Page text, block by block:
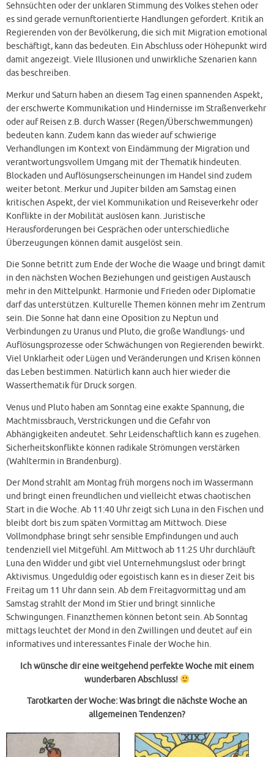
Sehnsüchten oder der unklaren Stimmung des Volkes stehen oder
es sind gerade vernunftorientierte Handlungen gefordert. Kritik an
Regierenden von der Bevölkerung, die sich mit Migration emotional
beschäftigt, kann das bedeuten. Ein Abschluss oder Höhepunkt wird
damit angezeigt. Viele Illusionen und unwirkliche Szenarien kann
das beschreiben.
Merkur und Saturn haben an diesem Tag einen spannenden Aspekt,
der erschwerte Kommunikation und Hindernisse im Straßenverkehr
oder auf Reisen z.B. durch Wasser (Regen/Überschwemmungen)
bedeuten kann. Zudem kann das wieder auf schwierige
Verhandlungen im Kontext von Eindämmung der Migration und
verantwortungsvollem Umgang mit der Thematik hindeuten.
Blockaden und Auflösungserscheinungen im Handel sind zudem
weiter betont. Merkur und Jupiter bilden am Samstag einen
kritischen Aspekt, der viel Kommunikation und Reiseverkehr oder
Konflikte in der Mobilität auslösen kann. Juristische
Herausforderungen bei Gesprächen oder unterschiedliche
Überzeugungen können damit ausgelöst sein.
Die Sonne betritt zum Ende der Woche die Waage und bringt damit
in den nächsten Wochen Beziehungen und geistigen Austausch
mehr in den Mittelpunkt. Harmonie und Frieden oder Diplomatie
darf das unterstützen. Kulturelle Themen können mehr im Zentrum
sein. Die Sonne hat dann eine Oposition zu Neptun und
Verbindungen zu Uranus und Pluto, die große Wandlungs- und
Auflösungsprozesse oder Schwächungen von Regierenden bewirkt.
Viel Unklarheit oder Lügen und Veränderungen und Krisen können
das Leben bestimmen. Natürlich kann auch hier wieder die
Wasserthematik für Druck sorgen.
Venus und Pluto haben am Sonntag eine exakte Spannung, die
Machtmissbrauch, Verstrickungen und die Gefahr von
Abhängigkeiten andeutet. Sehr Leidenschaftlich kann es zugehen.
Sicherheitskonflikte können radikale Strömungen verstärken
(Wahltermin in Brandenburg).
Der Mond strahlt am Montag früh morgens noch im Wassermann
und bringt einen freundlichen und vielleicht etwas chaotischen
Start in die Woche. Ab 11:40 Uhr zeigt sich Luna in den Fischen und
bleibt dort bis zum späten Vormittag am Mittwoch. Diese
Vollmondphase bringt sehr sensible Empfindungen und auch
tendenziell viel Mitgefühl. Am Mittwoch ab 11:25 Uhr durchläuft
Luna den Widder und gibt viel Unternehmungslust oder bringt
Aktivismus. Ungeduldig oder egoistisch kann es in dieser Zeit bis
Freitag um 11 Uhr dann sein. Ab dem Freitagvormittag und am
Samstag strahlt der Mond im Stier und bringt sinnliche
Schwingungen. Finanzthemen können betont sein. Ab Sonntag
mittags leuchtet der Mond in den Zwillingen und deutet auf ein
informatives und interessantes Finale der Woche hin.
Ich wünsche dir eine weitgehend perfekte Woche mit einem
wunderbaren Abschluss!
Tarotkartender Woche: Was bringtdie nächste Woche an
allgemeinen Tendenzen?